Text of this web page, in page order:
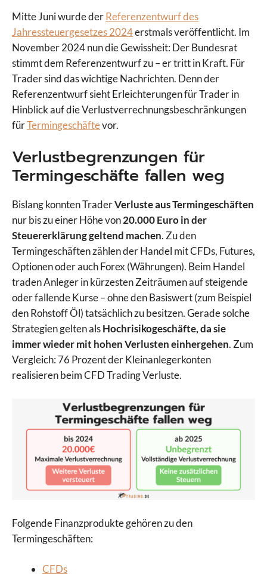
Mitte Juni wurde derReferenzentwurf des
Jahressteuergesetzes 2024erstmals veröffentlicht. Im
November 2024 nun die Gewissheit: Der Bundesrat
stimmt dem Referenzentwurf zu – er tritt in Kraft. Für
Trader sind das wichtige Nachrichten. Denn der
Referenzentwurf sieht Erleichterungen für Trader in
Hinblick auf die Verlustverrechnungsbeschränkungen
fürTermingeschäftevor.
Verlustbegrenzungen für
Termingeschäfte fallen weg
Bislang konnten TraderVerluste aus Termingeschäften
nur bis zu einer Höhe von20.000 Euro in der
Steuererklärung geltend machen. Zu den
Termingeschäften zählen der Handel mit CFDs, Futures,
Optionen oder auch Forex (Währungen). Beim Handel
traden Anleger in kürzesten Zeiträumen auf steigende
oder fallende Kurse – ohne den Basiswert (zum Beispiel
den Rohstoff Öl) tatsächlich zu besitzen. Gerade solche
Strategien gelten alsHochrisikogeschäfte, da sie
immer wieder mit hohen Verlusten einhergehen. Zum
Vergleich: 76 Prozent der Kleinanlegerkonten
realisieren beim CFD Trading Verluste.
Folgende Finanzprodukte gehören zu den
Termingeschäften:
CFDs